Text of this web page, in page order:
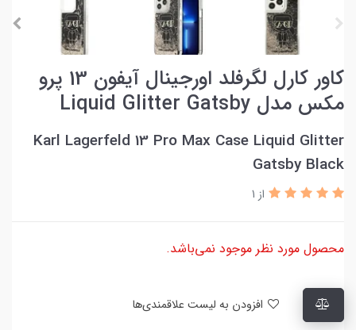
کاور کارل لگرفلد اورجینال آیفون 13 پرو
مکس مدل Liquid Glitter Gatsby
Karl Lagerfeld 13 Pro Max Case Liquid Glitter
Gatsby Black
از 1
محصول مورد نظر موجود نمی‌باشد.